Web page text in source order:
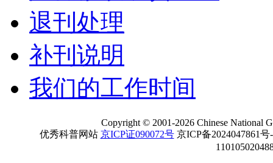
退刊处理
补刊说明
我们的工作时间
Copyright ©2001-2026 Chinese National
优秀科普网站 京ICP证090072号京ICP备2024047861